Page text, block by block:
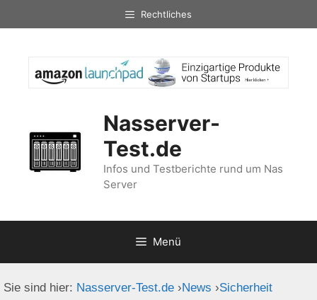
Rechtliches
Nasserver-
Test.de
Infos und Testberichte rund um Nas
Server
Menü
Sie sind hier: Nasserver-Test.de ›News ›Sicherheit